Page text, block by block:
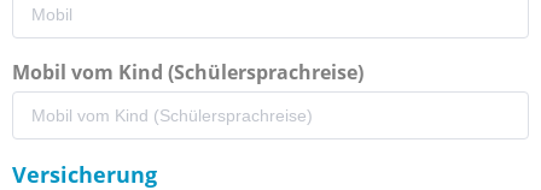
Mobil vom Kind (Schülersprachreise)
Versicherung